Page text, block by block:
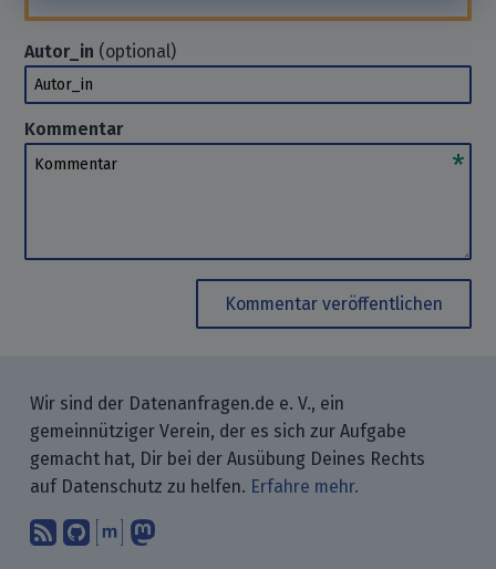
Autor_in (optional)
Autor_in
Kommentar
Kommentar
Kommentar veröffentlichen
Wir sind der Datenanfragen.de e. V., ein
gemeinnütziger Verein, der es sich zur Aufgabe
gemacht hat, Dir bei der Ausübung Deines Rechts
auf Datenschutz zu helfen. Erfahre mehr.
Abonniere unsere Blogbeiträge mit
Finde uns bei GitHub.
Unterhalte Dich mit uns über